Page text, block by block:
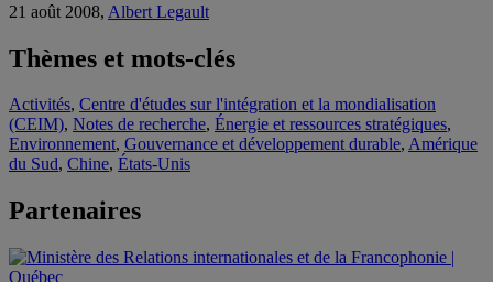
21 août 2008, Albert Legault
Thèmes et mots-clés
Activités, Centre d'études sur l'intégration et la mondialisation
(CEIM), Notes de recherche, Énergie et ressources stratégiques,
Environnement, Gouvernance et développement durable, Amérique
du Sud, Chine, États-Unis
Partenaires